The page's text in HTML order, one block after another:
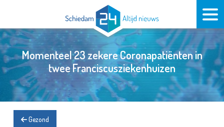
Momenteel 23 zekere Coronapatiënten in
twee Franciscusziekenhuizen
Gezond